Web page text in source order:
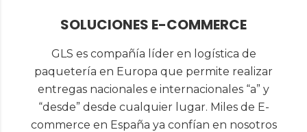
SOLUCIONES E-COMMERCE
GLS es compañía líder en logística de
paquetería en Europa que permite realizar
entregas nacionales e internacionales “a” y
“desde” desde cualquier lugar. Miles de E-
commerce en España ya confían en nosotros